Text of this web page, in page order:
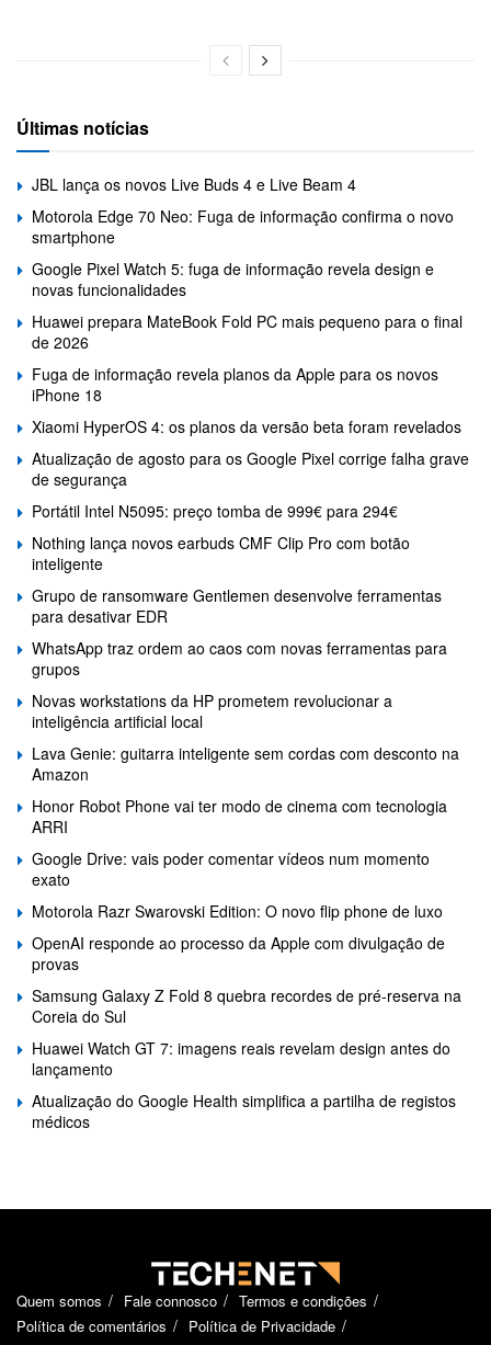
Últimas notícias
JBL lança os novos Live Buds 4 e Live Beam 4
Motorola Edge 70 Neo: Fuga de informação confirma o novo
smartphone
Google Pixel Watch 5: fuga de informação revela design e
novas funcionalidades
Huawei prepara MateBook Fold PC mais pequeno para o final
de 2026
Fuga de informação revela planos da Apple para os novos
iPhone 18
Xiaomi HyperOS 4: os planos da versão beta foram revelados
Atualização de agosto para os Google Pixel corrige falha grave
de segurança
Portátil Intel N5095: preço tomba de 999€ para 294€
Nothing lança novos earbuds CMF Clip Pro com botão
inteligente
Grupo de ransomware Gentlemen desenvolve ferramentas
para desativar EDR
WhatsApp traz ordem ao caos com novas ferramentas para
grupos
Novas workstations da HP prometem revolucionar a
inteligência artificial local
Lava Genie: guitarra inteligente sem cordas com desconto na
Amazon
Honor Robot Phone vai ter modo de cinema com tecnologia
ARRI
Google Drive: vais poder comentar vídeos num momento
exato
Motorola Razr Swarovski Edition: O novo flip phone de luxo
OpenAI responde ao processo da Apple com divulgação de
provas
Samsung Galaxy Z Fold 8 quebra recordes de pré-reserva na
Coreia do Sul
Huawei Watch GT 7: imagens reais revelam design antes do
lançamento
Atualização do Google Health simplifica a partilha de registos
médicos
Quem somos Fale connosco
Termos e condições
Política de comentários
Política de Privacidade